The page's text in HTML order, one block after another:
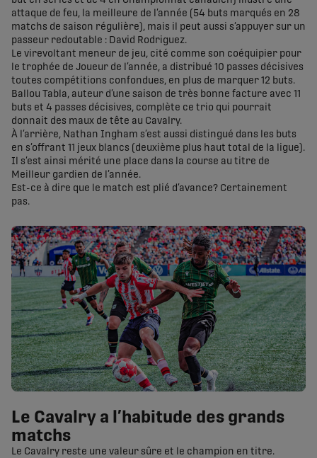
attaque de feu, la meilleure de l’année (54 buts marqués en 28
matchs de saison régulière), mais il peut aussi s’appuyer sur un
passeur redoutable : David Rodriguez.
Le virevoltant meneur de jeu, cité comme son coéquipier pour
le trophée de Joueur de l’année, a distribué 10 passes décisives
toutes compétitions confondues, en plus de marquer 12 buts.
Ballou Tabla, auteur d’une saison de très bonne facture avec 11
buts et 4 passes décisives, complète ce trio qui pourrait
donnait des maux de tête au Cavalry.
À l’arrière, Nathan Ingham s’est aussi distingué dans les buts
en s’offrant 11 jeux blancs (deuxième plus haut total de la ligue).
Il s’est ainsi mérité une place dans la course au titre de
Meilleur gardien de l’année.
Est-ce à dire que le match est plié d’avance? Certainement
pas.
Le Cavalry a l’habitude des grands
matchs
Le Cavalry reste une valeur sûre et le champion en titre.